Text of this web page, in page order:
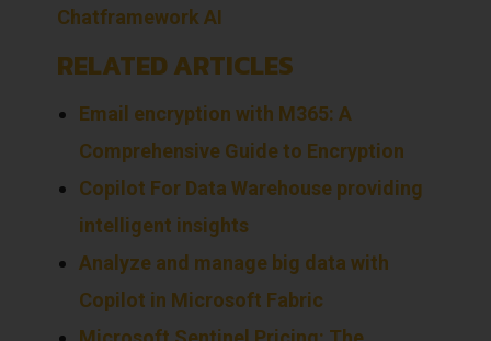
Chatframework AI
RELATED ARTICLES
Email encryption with M365: A
Comprehensive Guide to Encryption
Copilot For Data Warehouse providing
intelligent insights
Analyze and manage big data with
Copilot in Microsoft Fabric